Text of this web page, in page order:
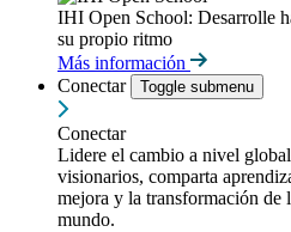
IHI Open School: Desarrolle
su propio ritmo
Más información
Conectar
Toggle submenu
Conectar
Lidere el cambio a nivel
visionarios, comparta
mejora y la transformación de
mundo.